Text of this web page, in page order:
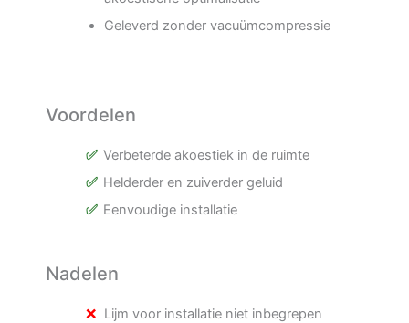
Geleverd zonder vacuümcompressie
Voordelen
Verbeterde akoestiek in de ruimte
Helderder en zuiverder geluid
Eenvoudige installatie
Nadelen
Lijm voor installatie niet inbegrepen